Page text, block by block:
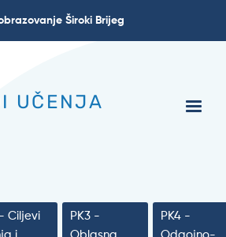
Široki Brijeg
UČENJA
Ciljevi
PK3 -
PK4 -